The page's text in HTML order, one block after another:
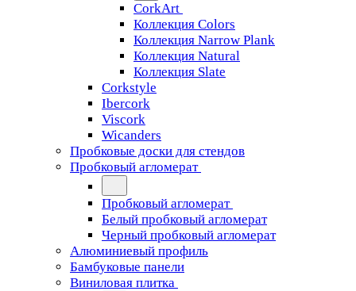
CorkArt
Коллекция Colors
Коллекция Narrow Plank
Коллекция Natural
Коллекция Slate
Corkstyle
Ibercork
Viscork
Wicanders
Пробковые доски для стендов
Пробковый агломерат
Пробковый агломерат
Белый пробковый агломерат
Черный пробковый агломерат
Алюминиевый профиль
Бамбуковые панели
Виниловая плитка